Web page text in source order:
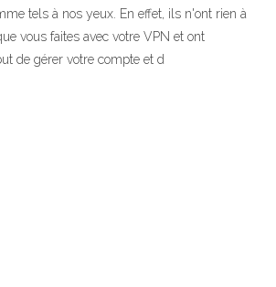
tels à nos yeux. En effet, ils n'ont rien à
vous faites avec votre VPN et ont
de gérer votre compte et d